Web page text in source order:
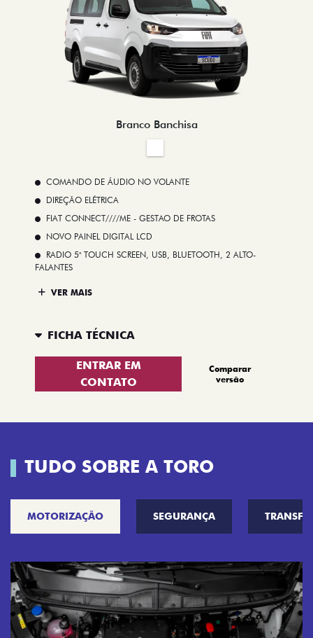
Branco Banchisa
COMANDO DE ÁUDIO NO VOLANTE
DIREÇÃO ELÉTRICA
FIAT CONNECT////ME - GESTAO DE FROTAS
NOVO PAINEL DIGITAL LCD
RADIO 5" TOUCH SCREEN, USB, BLUETOOTH, 2 ALTO-
FALANTES
VER MAIS
FICHA TÉCNICA
ENTRAR EM
CONTATO
Comparar
versão
TUDO SOBRE A TORO
MOTORIZAÇÃO SEGURANÇA